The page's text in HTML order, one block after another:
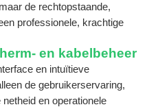
de rechtopstaande,
professionele, krachtige
en kabelbeheer
en intuïtieve
de gebruikerservaring,
en operationele